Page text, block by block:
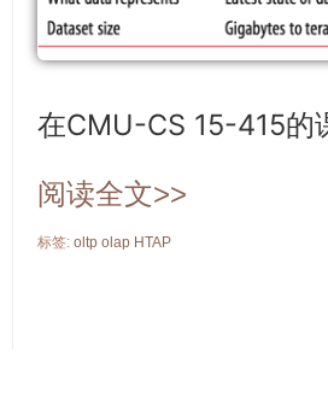
在CMU-CS 15-415的
阅读全文>>
标签: oltp olap HTAP